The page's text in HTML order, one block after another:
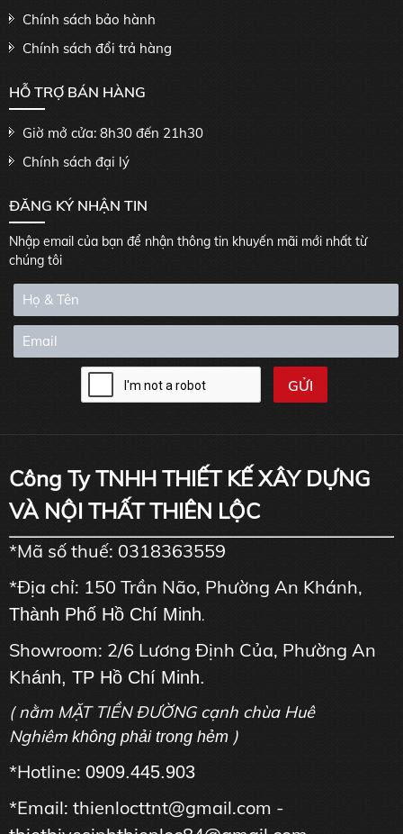
Chính sách bảo hành
Chính sách đổi trả hàng
HỖ TRỢ BÁN HÀNG
Giờ mở cửa: 8h30 đến 21h30
Chính sách đại lý
ĐĂNG KÝ NHẬN TIN
Nhập email của bạn để nhận thông tin khuyến mãi mới nhất từ
chúng tôi
Công Ty TNHH THIẾT KẾ XÂY DỰNG
VÀ NỘI THẤT THIÊN LỘC
*Mã số thuế: 0318363559
*Địa chỉ: 150 Trần Não, Phường An Khánh,
Thành Phố Hồ Chí Minh.
Showroom: 2/6 Lương Định Của, Phường An
Khánh, TP Hồ Chí Minh.
( nằm MẶT TIỀN ĐƯỜNG cạnh chùa Huê
Nghiêm không phải trong hẻm )
*Hotline: 0909.445.903
*Email: thienlocttnt@gmail.com -